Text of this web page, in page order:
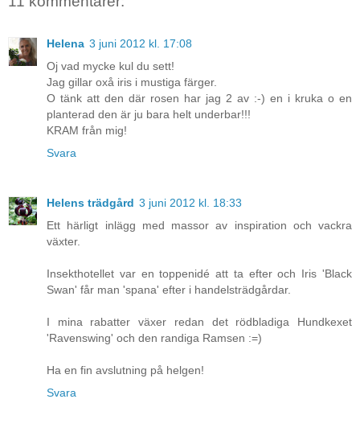
Helena 3 juni 2012 kl. 17:08
Oj vad mycke kul du sett!
Jag gillar oxå iris i mustiga färger.
O tänk att den där rosen har jag 2 av :-) en i kruka o en
planterad den är ju bara helt underbar!!!
KRAM från mig!
Svara
Helens trädgård 3 juni 2012 kl. 18:33
Ett härligt inlägg med massor av inspiration och vackra
växter.
Insekthotellet var en toppenidé att ta efter och Iris 'Black
Swan' får man 'spana' efter i handelsträdgårdar.
I mina rabatter växer redan det rödbladiga Hundkexet
'Ravenswing' och den randiga Ramsen :=)
Ha en fin avslutning på helgen!
Svara